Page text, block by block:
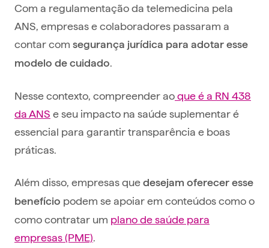
Com a regulamentação da telemedicina pela
ANS, empresas e colaboradores passaram a
contar com segurança jurídica para adotar esse
modelo de cuidado.
Nesse contexto, compreender aoque é a RN 438
da ANS e seu impacto na saúde suplementar é
essencial para garantir transparência e boas
práticas.
Além disso, empresas que desejam oferecer esse
benefício podem se apoiar em conteúdos como o
como contratar um plano de saúde para
empresas (PME).